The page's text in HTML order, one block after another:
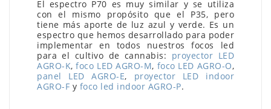
El espectro P70 es muy similar y se utiliza
con el mismo propósito que el P35, pero
tiene más aporte de luz azul y verde. Es un
espectro que hemos desarrollado para poder
implementar en todos nuestros focos led
para el cultivo de cannabis: proyector LED
AGRO-K,foco LED AGRO-M, foco LED AGRO-O,
panel LED AGRO-E, proyector LED indoor
AGRO-F y foco led indoor AGRO-P.